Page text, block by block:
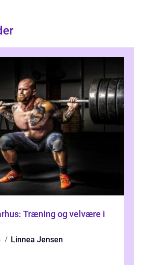
Træning og velvære i
Linnea Jensen